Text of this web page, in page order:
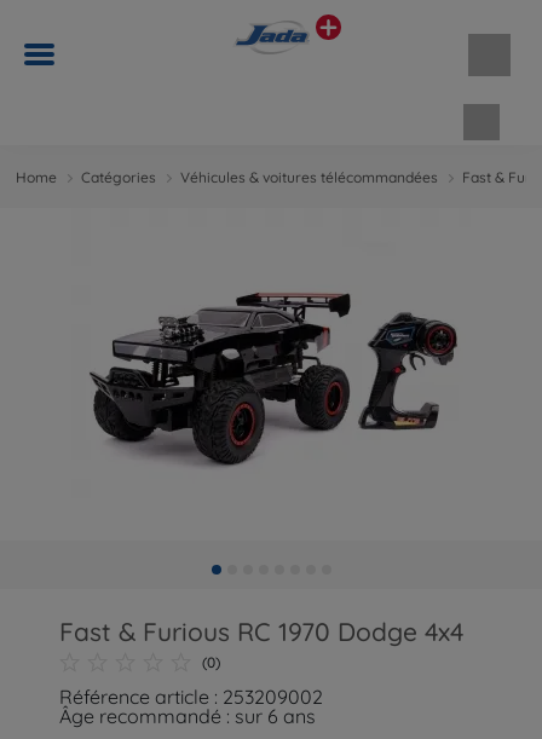
Home Catégories Véhicules & voitures télécommandées Fast &
Fast & Furious RC 1970 Dodge 4x4
(0)
Référence article : 253209002
Âge recommandé : sur 6 ans